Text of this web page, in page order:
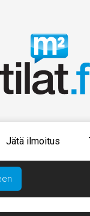
Jätä ilmoitus